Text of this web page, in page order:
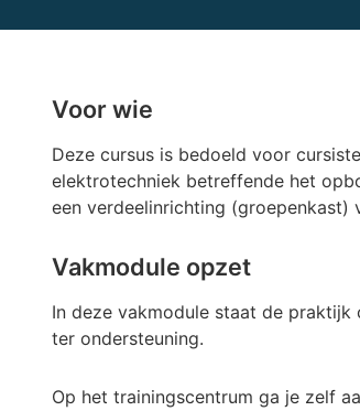
Voor wie
Deze cursus is bedoeld voor
elektrotechniek betreffende het
een verdeelinrichting (groepenkast)
Vakmodule opzet
In deze vakmodule staat de
ter ondersteuning.
Op het trainingscentrum ga je zelf